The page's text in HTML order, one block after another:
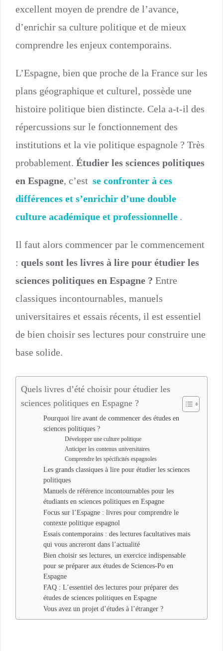
excellent moyen de prendre de l’avance,
d’enrichir sa culture politique et de mieux
comprendre les enjeux contemporains.
L’Espagne, bien que proche de la France sur les
plans géographique et culturel, possède une
histoire politique bien distincte. Cela a-t-il des
répercussions sur le fonctionnement des
institutions et la vie politique espagnole ? Très
probablement. Étudier les sciences politiques
en Espagne, c’est se confronter à ces
différences et s’enrichir d’une double
culture académique et professionnelle .
Il faut alors commencer par le commencement
: quels sont les livres à lire pour étudier les
sciences politiques en Espagne ? Entre
classiques incontournables, manuels
universitaires et essais récents, il est essentiel
de bien choisir ses lectures pour construire une
base solide.
Quels livres d’été choisir pour étudier les
sciences politiques en Espagne ?
Pourquoi lire avant de commencer des études en
sciences politiques ?
Développer une culture politique
Anticiper les contenus universitaires
Comprendre les spécificités espagnoles
Les grands classiques à lire pour étudier les sciences
politiques
Manuels de référence incontournables pour les
étudiants en sciences politiques en Espagne
Focus sur l’Espagne : livres pour comprendre le
contexte politique espagnol
Essais contemporains : des lectures facultatives mais
qui vous ancreront dans l’actualité
Bien choisir ses lectures, un exercice indispensable
pour se préparer aux études de Sciences-Po en
Espagne
FAQ : L’essentiel des lectures pour préparer des
études de sciences politiques en Espagne
Vous avez un projet d’études à l’étranger ?